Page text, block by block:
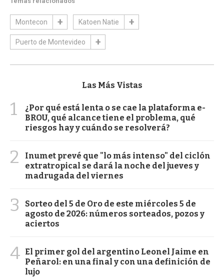
Montecon Katoen Natie
Puerto de Montevideo
Las Más Vistas
1
¿Por qué está lenta o se cae la plataforma e-
BROU, qué alcance tiene el problema, qué
riesgos hay y cuándo se resolverá?
2
Inumet prevé que "lo más intenso" del ciclón
extratropical se dará la noche del jueves y
madrugada del viernes
3
Sorteo del 5 de Oro de este miércoles 5 de
agosto de 2026: números sorteados, pozos y
aciertos
4 El primer gol del argentino Leonel Jaime en
Peñarol: en una final y con una definición de
lujo